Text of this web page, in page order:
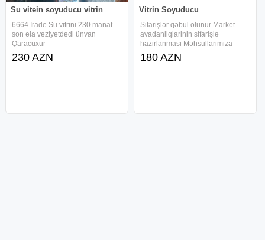
Su vitein soyuducu vitrin
6664 İrade Su vitrini 230 manat
son ela veziyetdedi ünvan
Qaracuxur
230 AZN
Vitrin Soyuducu
Sifarişlər qəbul olunur Market
avadanliqlarinin sifarişlə
hazirlanmasi Məhsullarimiza
rəsmi zəmanət verilir.
180 AZN